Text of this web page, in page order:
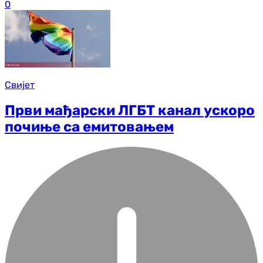
0
Свијет
Први мађарски ЛГБТ канал ускоро
почиње са емитовањем